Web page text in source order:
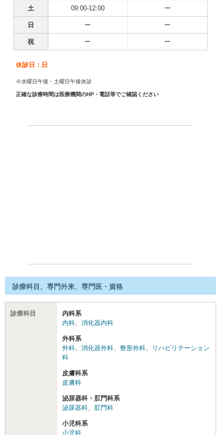
土 09:00-12:00 ー
日 ー ー
祝 ー ー
休診日：日
※水曜日午後・土曜日午後休診
正確な診療時間は医療機関のHP・電話等でご確認ください
診療科目、専門外来、専門医・資格
診療科目
内科系
内科、 消化器内科
外科系
外科、 消化器外科、 整形外科、
リハビリテーション
科
皮膚科系
皮膚科
泌尿器科・肛門科系
泌尿器科、 肛門科
小児科系
小児科